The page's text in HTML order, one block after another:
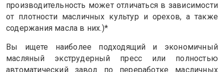
производительность может отличаться в зависимости
от плотности масличных культур и орехов, а также
содержания масла в них.)*
Вы ищете наиболее подходящий и экономичный
масляный экструдерный пресс или полностью
автоматический завод по переработке масличных